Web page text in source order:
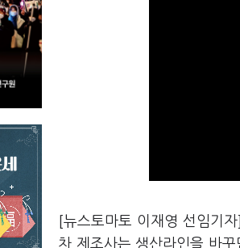
[뉴스토마토 이재영 선임기
차 제조사는 생산라인을 바